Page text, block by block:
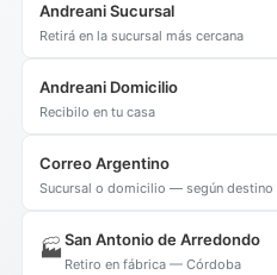
Andreani Sucursal
Retirá en la sucursal más cercana
Andreani Domicilio
Recibilo en tu casa
Correo Argentino
Sucursal o domicilio — según destino
🏭San Antonio de Arredondo
Retiro en fábrica — Córdoba